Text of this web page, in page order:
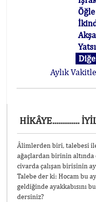
Öğle
Yatsı
Aylık
HİKÂYE..............
Âlimlerden biri, talebesi
ağaçlardan birinin
civarda çalışan birisinin
Talebe der ki: Hocam bu
geldiğinde ayakkabısını
dersiniz?